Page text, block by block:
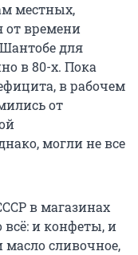
местных,
от времени
для
в 80-х. Пока
в рабочем
от
могли не все
в магазинах
всё: и конфеты, и
сливочное,